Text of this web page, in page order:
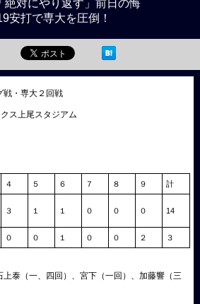
絶対にやり返す」前日の悔
安打で専大を圧倒！
戦・専大２回戦
ス上尾スタジアム
４ ５ ６ ７ ８ ９ 計
３ １ １ ０ ０ ０ 14
０ ０ １ ０ ０ ２ ３
泰（一、四回）、宮下（一回）、加藤響（三